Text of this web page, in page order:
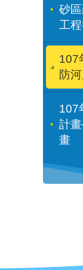
砂
工
107
防
107
計
畫